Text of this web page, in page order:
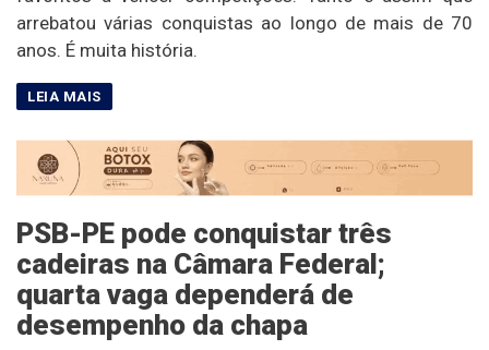
arrebatou várias conquistas ao longo de mais de 70
anos. É muita história.
PSB-PE pode conquistar três
cadeiras na Câmara Federal;
quarta vaga dependerá de
desempenho da chapa